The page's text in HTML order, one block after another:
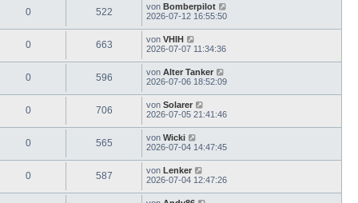
0 522 von Bomberpilot
2026-07-12 16:55:50
0 663 von VHIH
2026-07-07 11:34:36
0 596 von Alter Tanker
2026-07-06 18:52:09
0 706 von Solarer
2026-07-05 21:41:46
0 565 von Wicki
2026-07-04 14:47:45
0 587 von Lenker
2026-07-04 12:47:26